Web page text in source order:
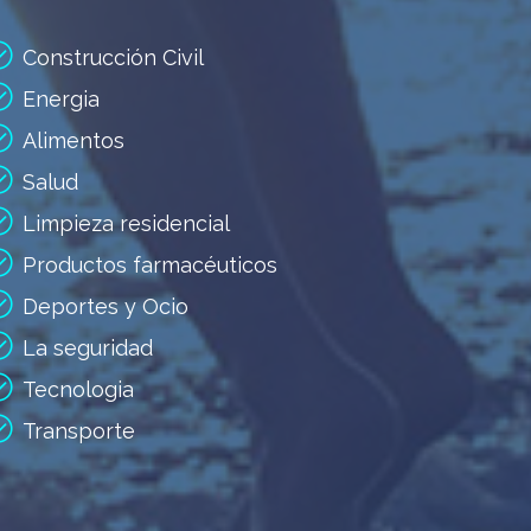
Construcción Civil
Energia
Alimentos
Salud
Limpieza residencial
Productos farmacéuticos
Deportes y Ocio
La seguridad
Tecnologia
Transporte